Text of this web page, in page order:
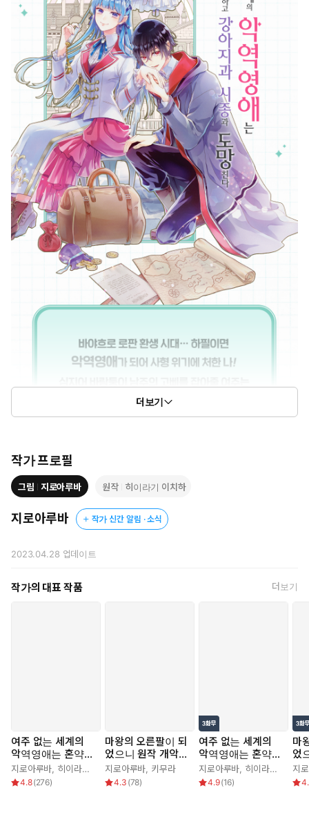
이대로는 바람둥이에 안하무인인 약혼자 ‘왕자’와의 결혼으로 직행?!
그런 건 싫어-!!
이렇게 된 이상, 내 힘으로 약혼 파기다!
더보기
작가 프로필
그림 지로아루바 원작 히이라기 이치하
지로아루바 작가 신간 알림 · 소식
2023.04.28 업데이트
작가의 대표 작품 더보기
여주 없는 세계의
악역영애는 혼약을
파기하고 강아지과
시종과 도망친다
지로아루바 히이라기 이치하
4.8(276)
마왕의 오른팔이 되
었으니 원작 개악합
니다
지로아루바 키무라
4.3 (78)
여주 없는 세계의
악역영애는 혼약을
파기하고 강아지과
시종과 도망친다
지로아루바 히이라기 이치하
4.9(16)
마
었
니
지